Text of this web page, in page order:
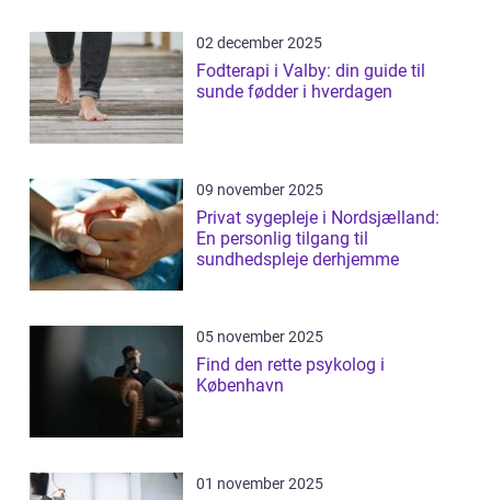
02 december 2025
Fodterapi i Valby: din guide til
sunde fødder i hverdagen
09 november 2025
Privat sygepleje i Nordsjælland:
En personlig tilgang til
sundhedspleje derhjemme
05 november 2025
Find den rette psykolog i
København
01 november 2025